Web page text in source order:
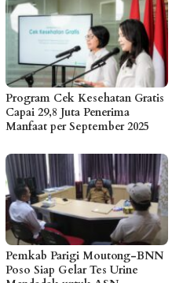
Program Cek Kesehatan Gratis
Capai 29,8 Juta Penerima
Manfaat per September 2025
Pemkab Parigi Moutong-BNN
Poso Siap Gelar Tes Urine